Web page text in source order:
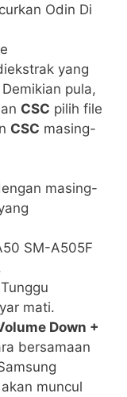
Odin Di
yang
pula,
CSC pilih file
CSC masing-
masing-
SM-A505F
mati.
Down +
bersamaan
muncul